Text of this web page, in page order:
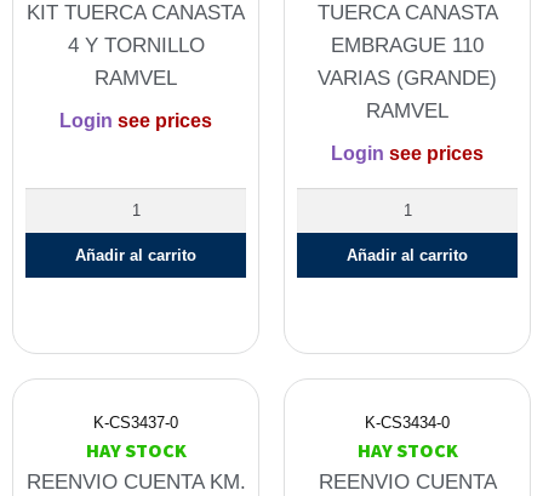
KIT TUERCA CANASTA
4 Y TORNILLO
RAMVEL
Login see prices
Añadir al carrito
TUERCA CANASTA
EMBRAGUE 110
VARIAS (GRANDE)
RAMVEL
Login see prices
Añadir al carrito
K-CS3437-0
HAY STOCK
REENVIO CUENTA KM.
K-CS3434-0
HAY STOCK
REENVIO CUENTA